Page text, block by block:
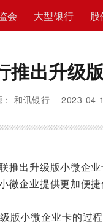
会 大型银行
推出升级
： 和讯银行 2023-04-
出升级版小微企业
微企业提供更加便
小微企业卡的过程